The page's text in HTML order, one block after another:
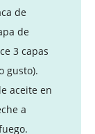
de
de
3 capas
gusto).
aceite en
a